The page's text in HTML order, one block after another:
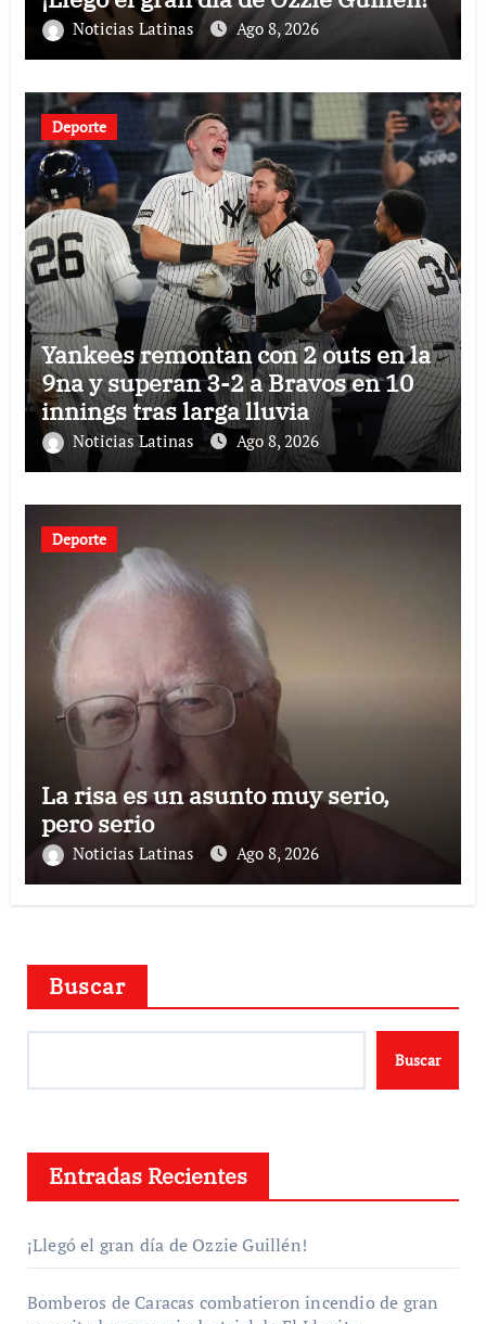
Noticias Latinas Ago 8, 2026
Deporte
Yankees remontan con 2 outs en la
9na y superan 3-2 a Bravos en 10
innings tras larga lluvia
Noticias Latinas Ago 8, 2026
Deporte
La risa es un asunto muy serio,
pero serio
Noticias Latinas Ago 8, 2026
Buscar
Buscar
Entradas Recientes
¡Llegó el gran día de Ozzie Guillén!
Bomberos de Caracas combatieron incendio de gran